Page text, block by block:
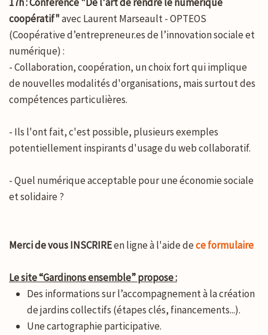
coopératif"avec Laurent Marseault - OPTEOS
(Coopérative d’entrepreneur.es de l’innovation sociale et
numérique) :
- Collaboration, coopération, un choix fort qui implique
de nouvelles modalités d'organisations, mais surtout des
compétences particulières.
- Ils l'ont fait, c'est possible, plusieurs exemples
potentiellement inspirants d'usage du web collaboratif.
- Quel numérique acceptable pour une économie sociale
et solidaire ?
Merci de vous INSCRIREen ligne à l'aide dece formulaire
Le site “Gardinons ensemble” propose :
Des informations sur l’accompagnement à la création
de jardins collectifs (étapes clés, financements...).
Une cartographie participative.